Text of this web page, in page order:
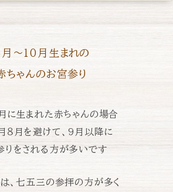
〜10月生まれの
ちゃんのお宮参り
に生まれた赤ちゃんの場合
８月を避けて、 9月以降に
りをされる方が多いです
、七五三の参拝の方が多く